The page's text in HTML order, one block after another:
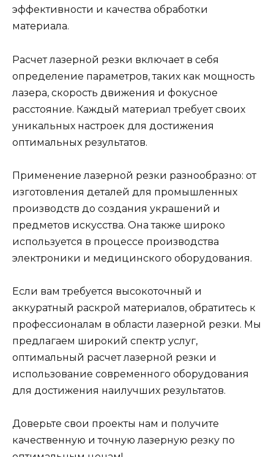
эффективности и качества обработки
материала.
Расчет лазерной резки включает в себя
определение параметров, таких как мощность
лазера, скорость движения и фокусное
расстояние. Каждый материал требует своих
уникальных настроек для достижения
оптимальных результатов.
Применение лазерной резки разнообразно: от
изготовления деталей для промышленных
производств до создания украшений и
предметов искусства. Она также широко
используется в процессе производства
электроники и медицинского оборудования.
Если вам требуется высокоточный и
аккуратный раскрой материалов, обратитесь к
профессионалам в области лазерной резки. Мы
предлагаем широкий спектр услуг,
оптимальный расчет лазерной резки и
использование современного оборудования
для достижения наилучших результатов.
Доверьте свои проекты нам и получите
качественную и точную лазерную резку по